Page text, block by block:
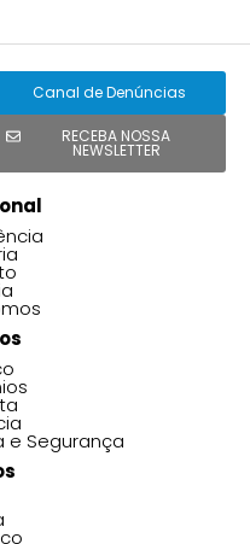
Canal de Denúncias
RECEBA NOSSA
NEWSLETTER
e Segurança